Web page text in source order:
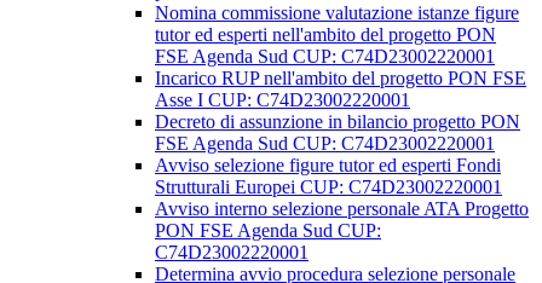
Nomina commissione valutazione istanze figure
tutor ed esperti nell'ambito del progetto PON
FSE Agenda Sud CUP: C74D23002220001
Incarico RUP nell'ambito del progetto PON FSE
Asse I CUP: C74D23002220001
Decreto di assunzione in bilancio progetto PON
FSE Agenda Sud CUP: C74D23002220001
Avviso selezione figure tutor ed esperti Fondi
Strutturali Europei CUP: C74D23002220001
Avviso interno selezione personale ATA Progetto
PON FSE Agenda Sud CUP:
C74D23002220001
Determina avvio procedura selezione personale